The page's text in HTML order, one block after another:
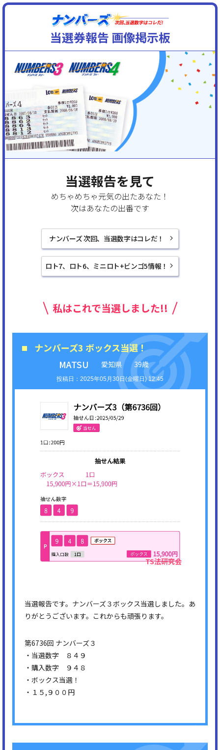
当選券報告 画像掲示板
当選報告を見て
めちゃめちゃ元気の出たあなた！
次はあなたの出番です
ナンバーズ 次回、当選数字はコレだ！
ロト7、ロト6、ミニロト+ビンゴ5情報！
私はこれで当選しました!!
ナンバーズ3 ボックス当選！
MATSU
愛知県 39歳
2025年05月30日(金曜日) 12:45
当選報告です。ナンバーズ３ボックス当選しました。あ
りがとうございます。これからも頑張ります。
第6736回 ナンバーズ３
・当選数字 ８４９
・購入数字 ９４８
・ボックス当選！
・１５,９００円